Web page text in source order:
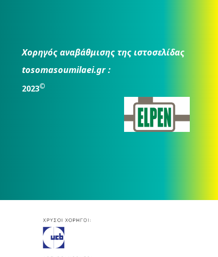
Χορηγός αναβάθμισης της ιστοσελίδας
tosomasoumilaei.gr :
2023©